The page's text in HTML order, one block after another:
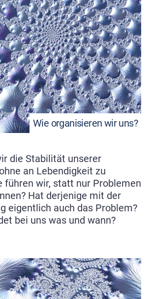
Wie organisieren wir uns?
die Stabilität unserer
an Lebendigkeit zu
führen wir, statt nur Problemen
Hat derjenige mit der
eigentlich auch das Problem?
bei uns was und wann?